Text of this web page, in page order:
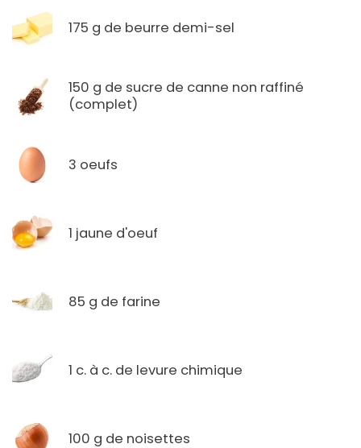
175 g de beurre demi-sel
150 g de sucre de canne non raffiné
(complet)
3 oeufs
1 jaune d'oeuf
85 g de farine
1 c. à c. de levure chimique
100 g de noisettes